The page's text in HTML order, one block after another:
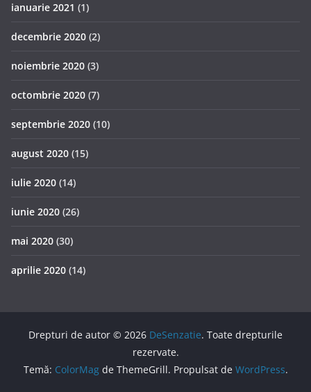
ianuarie 2021 (1)
decembrie 2020 (2)
noiembrie 2020 (3)
octombrie 2020 (7)
septembrie 2020 (10)
august 2020 (15)
iulie 2020 (14)
iunie 2020 (26)
mai 2020 (30)
aprilie 2020 (14)
Drepturi de autor © 2026 DeSenzatie. Toate drepturile
rezervate.
Temă: ColorMagde ThemeGrill. Propulsat de WordPress.